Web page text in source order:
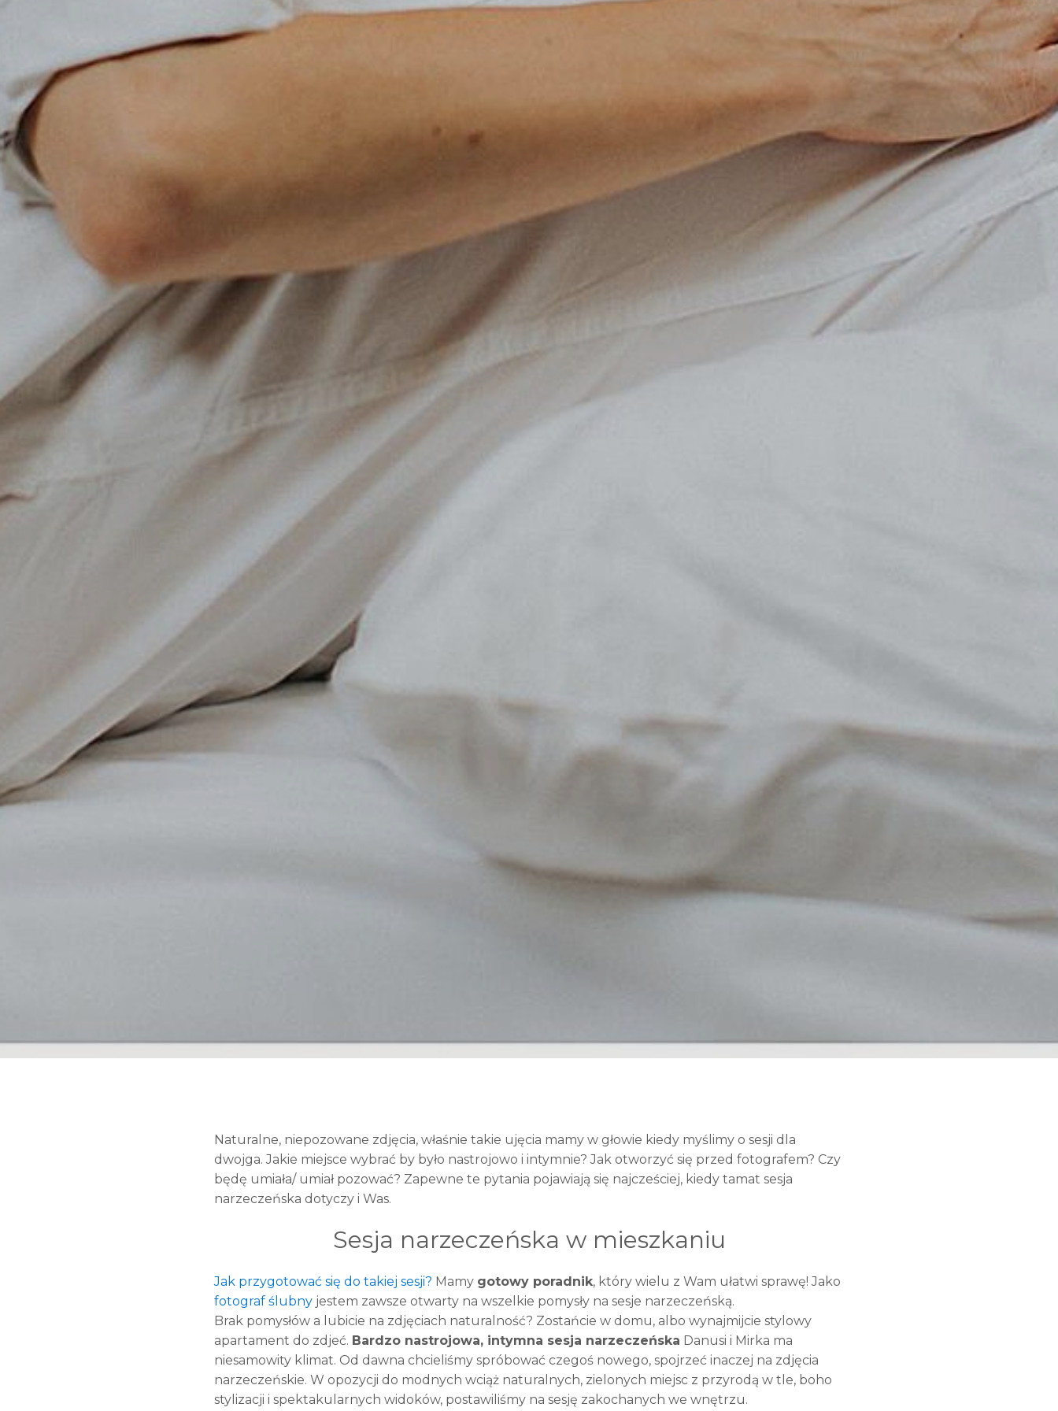
Naturalne, niepozowane zdjęcia, właśnie takie ujęcia mamy w głowie kiedy myślimy o sesji dla
dwojga. Jakie miejsce wybrać by było nastrojowo i intymnie? Jak otworzyć się przed fotografem? Czy
będę umiała/ umiał pozować? Zapewne te pytania pojawiają się najcześciej, kiedy tamat sesja
narzeczeńska dotyczy i Was.
Sesja narzeczeńska w mieszkaniu
Jak przygotować się do takiej sesji? Mamy gotowy poradnik, który wielu z Wam ułatwi sprawę! Jako
fotograf ślubny jestem zawsze otwarty na wszelkie pomysły na sesje narzeczeńską.
Brak pomysłów a lubicie na zdjęciach naturalność? Zostańcie w domu, albo wynajmijcie stylowy
apartament do zdjeć. Bardzo nastrojowa, intymna sesja narzeczeńska Danusi i Mirka ma
niesamowity klimat. Od dawna chcieliśmy spróbować czegoś nowego, spojrzeć inaczej na zdjęcia
narzeczeńskie. W opozycji do modnych wciąż naturalnych, zielonych miejsc z przyrodą w tle, boho
stylizacji i spektakularnych widoków, postawiliśmy na sesję zakochanych we wnętrzu.